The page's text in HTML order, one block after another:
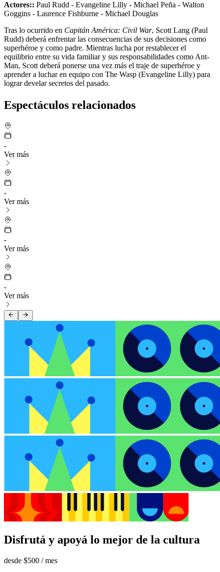
Actores:: Paul Rudd - Evangeline Lilly - Michael Peña - Walton
Goggins - Laurence Fishburne - Michael Douglas
Tras lo ocurrido en Capitán América: Civil War, Scott Lang (Paul
Rudd) deberá enfrentar las consecuencias de sus decisiones como
superhéroe y como padre. Mientras lucha por restablecer el
equilibrio entre su vida familiar y sus responsabilidades como Ant-
Man, Scott deberá ponerse una vez más el traje de superhéroe y
aprender a luchar en equipo con The Wasp (Evangeline Lilly) para
lograr develar secretos del pasado.
Espectáculos relacionados
-
Ver más
-
Ver más
-
Ver más
-
Ver más
Disfrutá y apoyá lo mejor de la cultura
desde $500 / mes